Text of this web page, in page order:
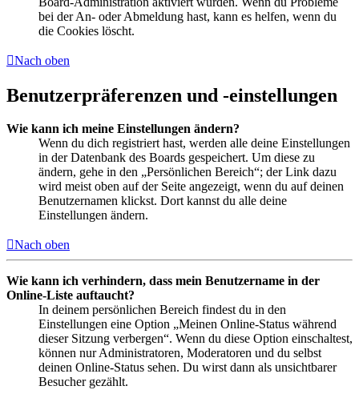
bei der An- oder Abmeldung hast, kann es helfen, wenn du
die Cookies löscht.
Nach oben
Benutzerpräferenzen und -einstellungen
Wie kann ich meine Einstellungen ändern?
Wenn du dich registriert hast, werden alle deine Einstellungen
in der Datenbank des Boards gespeichert. Um diese zu
ändern, gehe in den „Persönlichen Bereich“; der Link dazu
wird meist oben auf der Seite angezeigt, wenn du auf deinen
Benutzernamen klickst. Dort kannst du alle deine
Einstellungen ändern.
Nach oben
Wie kann ich verhindern, dass mein Benutzername in der
Online-Liste auftaucht?
In deinem persönlichen Bereich findest du in den
Einstellungen eine Option „Meinen Online-Status während
dieser Sitzung verbergen“. Wenn du diese Option einschaltest,
können nur Administratoren, Moderatoren und du selbst
deinen Online-Status sehen. Du wirst dann als unsichtbarer
Besucher gezählt.